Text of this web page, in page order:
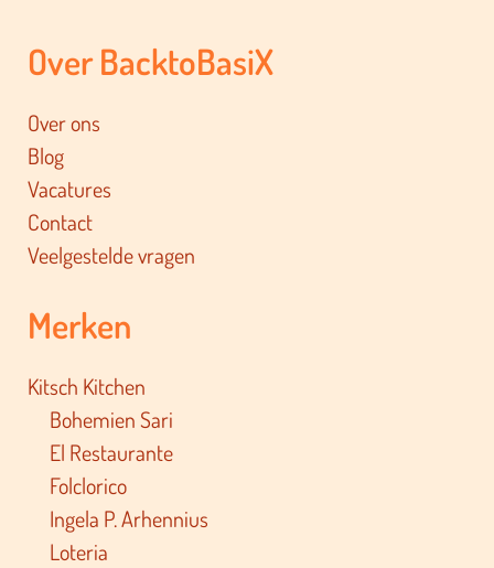
Over BacktoBasiX
Over ons
Blog
Vacatures
Contact
Veelgestelde vragen
Merken
Kitsch Kitchen
Bohemien Sari
El Restaurante
Folclorico
Ingela P. Arhennius
Loteria